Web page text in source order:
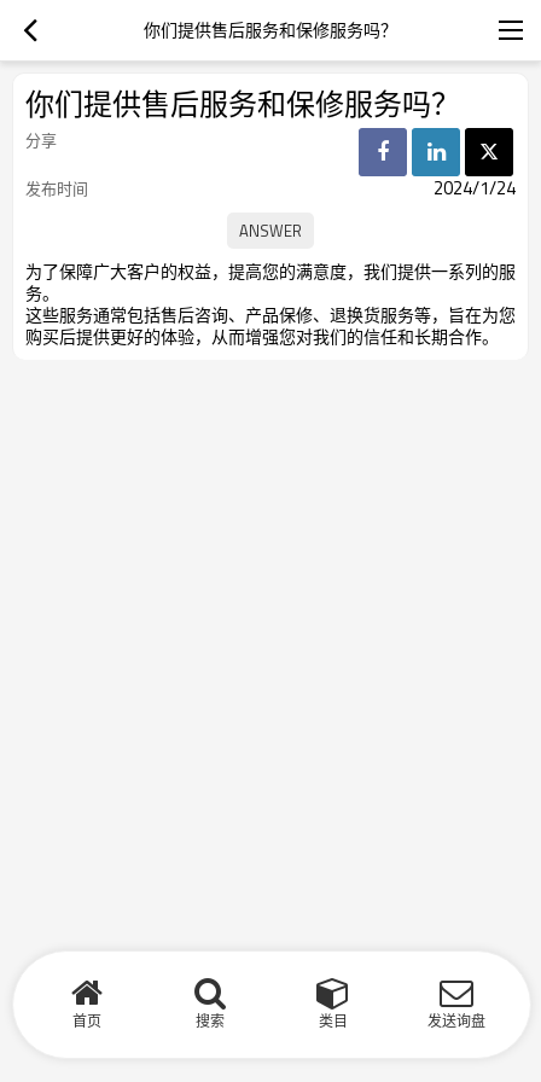
你们提供售后服务和保修服务吗？
你们提供售后服务和保修服务吗？
分享
发布时间
2024/1/24
为了保障广大客户的权益，提高您的满意度，我们提供一系列的服
务。
这些服务通常包括售后咨询、产品保修、退换货服务等，旨在为您
购买后提供更好的体验，从而增强您对我们的信任和长期合作。
首页 搜索 类目 发送询盘